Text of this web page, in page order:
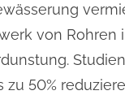
von
zu 50%